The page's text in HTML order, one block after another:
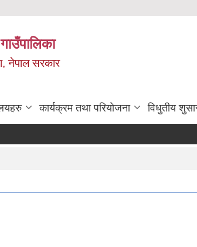
नेपाल सरकार
कार्यक्रम तथा परियोजना विधुतीय